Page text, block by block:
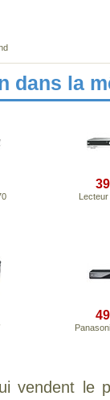
dans la
vendent le